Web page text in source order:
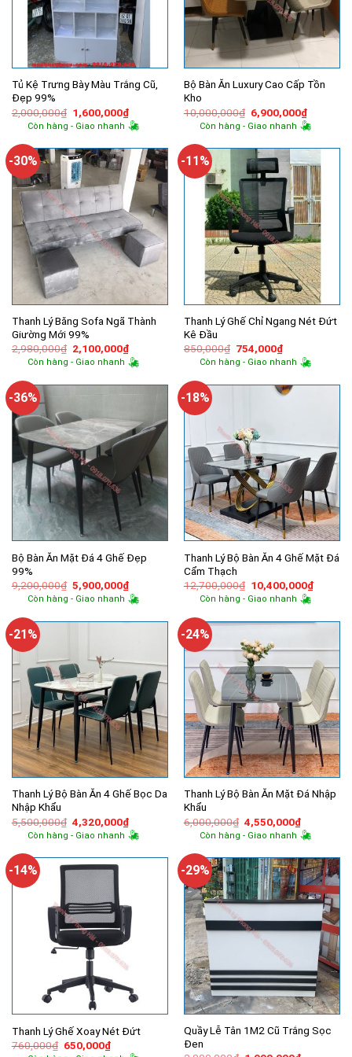
Tủ Kệ Trưng Bày Màu Trắng Cũ,
Đẹp 99%
2,000,000₫ Giá
gốc
là:
1,600,000₫Giá
hiện
tại
1,600,000₫.
Còn hàng - Giao nhanh
Bộ Bàn Ăn Luxury Cao Cấp Tồn
Kho
10,000,000₫ Giá
gốc
là:
6,900,000₫Giá
hiện
tại
Còn hàng - Giao nhanh
-30%
Thanh Lý Băng Sofa Ngã Thành
Giường Mới 99%
2,980,000₫ Giá
gốc
là:
2,100,000₫Giá
hiện
tại
2,100,000₫.
Còn hàng - Giao nhanh
-11%
Thanh Lý Ghế Chỉ Ngang Nét Đứt
Kê Đầu
850,000₫ Giá
gốc
là:
754,000₫Giá
hiện
tại
754,000₫.
Còn hàng - Giao nhanh
-36%
Bộ Bàn Ăn Mặt Đá 4 Ghế Đẹp
99%
9,200,000₫ Giá
gốc
là:
5,900,000₫Giá
hiện
tại
5,900,000₫.
Còn hàng - Giao nhanh
-18%
Thanh Lý Bộ Bàn Ăn 4 Ghế Mặt Đá
Cẩm Thạch
12,700,000₫ Giá
gốc
là:
10,400,000₫Giá
hiện
Còn hàng - Giao nhanh
-21%
Thanh Lý Bộ Bàn Ăn 4 Ghế Bọc Da
Nhập Khẩu
5,500,000₫ Giá
gốc
là:
4,320,000₫Giá
hiện
tại
4,320,000₫.
Còn hàng - Giao nhanh
-24%
Thanh Lý Bộ Bàn Ăn Mặt Đá Nhập
Khẩu
6,000,000₫ Giá
gốc
là:
4,550,000₫Giá
hiện
tại
Còn hàng - Giao nhanh
-14%
Thanh Lý Ghế Xoay Nét Đứt
760,000₫ Giá
650,000₫Giá
-29%
Quầy Lễ Tân 1M2 Cũ Trắng Sọc
Đen